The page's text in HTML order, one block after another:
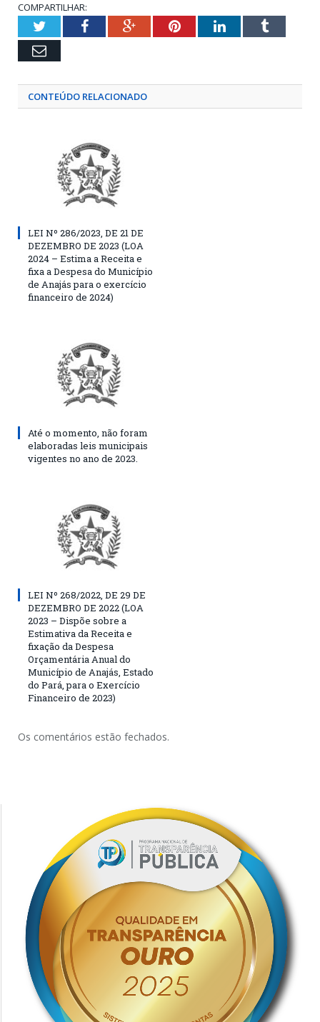
COMPARTILHAR:
TwitterFacebookGoogle+PinterestLinkedInTumblr
Email
CONTEÚDO RELACIONADO
LEI Nº 286/2023, DE 21 DE
DEZEMBRO DE 2023 (LOA
2024 – Estima a Receita e
fixa a Despesa do Município
de Anajás para o exercício
financeiro de 2024)
Até o momento, não foram
elaboradas leis municipais
vigentes no ano de 2023.
LEI Nº 268/2022, DE 29 DE
DEZEMBRO DE 2022 (LOA
2023 – Dispõe sobre a
Estimativa da Receita e
fixação da Despesa
Orçamentária Anual do
Município de Anajás, Estado
do Pará, para o Exercício
Financeiro de 2023)
Os comentários estão fechados.